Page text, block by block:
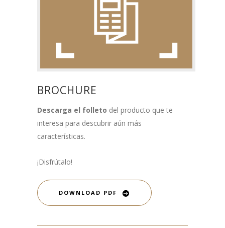
BROCHURE
Descarga el folleto del producto que te
interesa para descubrir aún más
características.
¡Disfrútalo!
DOWNLOAD PDF